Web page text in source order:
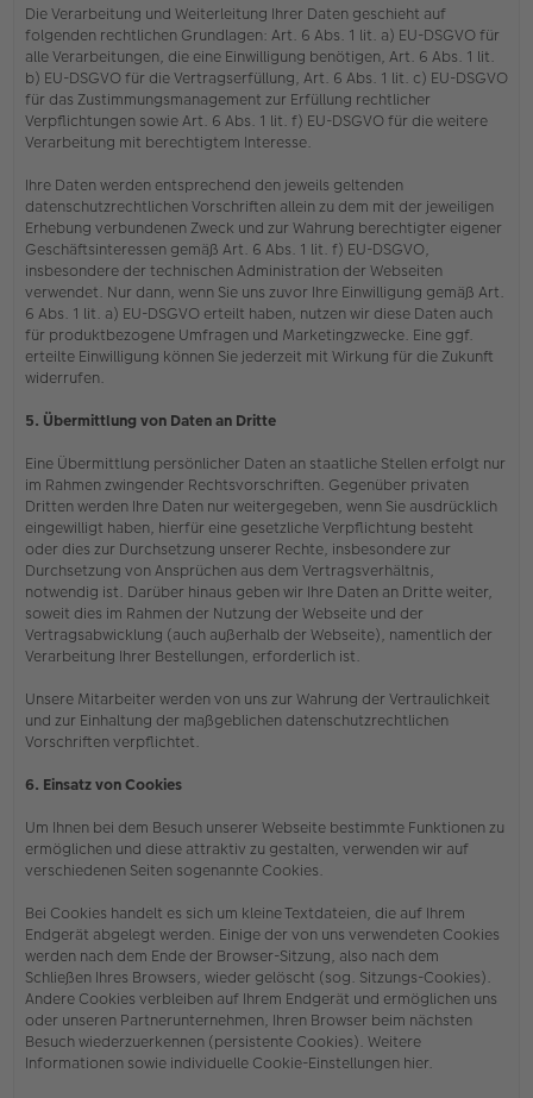
Die Verarbeitung und Weiterleitung Ihrer Daten geschieht auf
folgenden rechtlichen Grundlagen: Art. 6 Abs. 1 lit. a) EU-DSGVO für
alle Verarbeitungen, die eine Einwilligung benötigen, Art. 6 Abs. 1 lit.
b) EU-DSGVO für die Vertragserfüllung, Art. 6 Abs. 1 lit. c) EU-DSGVO
für das Zustimmungsmanagement zur Erfüllung rechtlicher
Verpflichtungen sowie Art. 6 Abs. 1 lit. f) EU-DSGVO für die weitere
Verarbeitung mit berechtigtem Interesse.
Ihre Daten werden entsprechend den jeweils geltenden
datenschutzrechtlichen Vorschriften allein zu dem mit der jeweiligen
Erhebung verbundenen Zweck und zur Wahrung berechtigter eigener
Geschäftsinteressen gemäß Art. 6 Abs. 1 lit. f) EU-DSGVO,
insbesondere der technischen Administration der Webseiten
verwendet. Nur dann, wenn Sie uns zuvor Ihre Einwilligung gemäß Art.
6 Abs. 1 lit. a) EU-DSGVO erteilt haben, nutzen wir diese Daten auch
für produktbezogene Umfragen und Marketingzwecke. Eine ggf.
erteilte Einwilligung können Sie jederzeit mit Wirkung für die Zukunft
widerrufen.
5. Übermittlung von Daten an Dritte
Eine Übermittlung persönlicher Daten an staatliche Stellen erfolgt nur
im Rahmen zwingender Rechtsvorschriften. Gegenüber privaten
Dritten werden Ihre Daten nur weitergegeben, wenn Sie ausdrücklich
eingewilligt haben, hierfür eine gesetzliche Verpflichtung besteht
oder dies zur Durchsetzung unserer Rechte, insbesondere zur
Durchsetzung von Ansprüchen aus dem Vertragsverhältnis,
notwendig ist. Darüber hinaus geben wir Ihre Daten an Dritte weiter,
soweit dies im Rahmen der Nutzung der Webseite und der
Vertragsabwicklung (auch außerhalb der Webseite), namentlich der
Verarbeitung Ihrer Bestellungen, erforderlich ist.
Unsere Mitarbeiter werden von uns zur Wahrung der Vertraulichkeit
und zur Einhaltung der maßgeblichen datenschutzrechtlichen
Vorschriften verpflichtet.
6. Einsatz von Cookies
Um Ihnen bei dem Besuch unserer Webseite bestimmte Funktionen zu
ermöglichen und diese attraktiv zu gestalten, verwenden wir auf
verschiedenen Seiten sogenannte Cookies.
Bei Cookies handelt es sich um kleine Textdateien, die auf Ihrem
Endgerät abgelegt werden. Einige der von uns verwendeten Cookies
werden nach dem Ende der Browser-Sitzung, also nach dem
Schließen Ihres Browsers, wieder gelöscht (sog. Sitzungs-Cookies).
Andere Cookies verbleiben auf Ihrem Endgerät und ermöglichen uns
oder unseren Partnerunternehmen, Ihren Browser beim nächsten
Besuch wiederzuerkennen (persistente Cookies). Weitere
Informationen sowie individuelle Cookie-Einstellungen hier.